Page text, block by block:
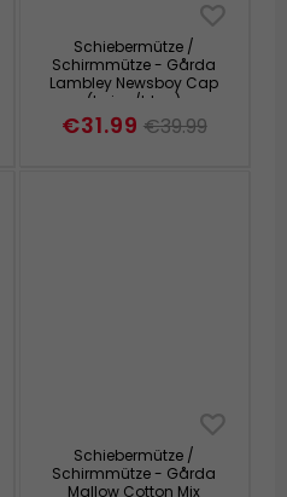
Schiebermütze /
Schirmmütze - Gårda
Lambley Newsboy Cap
(beige/blau)
€31.99 €39.99
Schiebermütze /
Schirmmütze - Gårda
Mallow Cotton Mix